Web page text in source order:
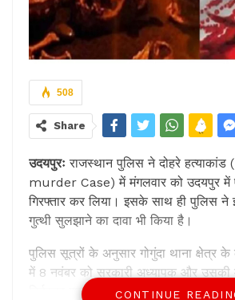
508
Share
उदयपुरः राजस्थान पुलिस ने दोहरे
murder Case) में मंगलवार को उदयपुर में
गिरफ्तार कर लिया। इसके साथ ही पुलिस ने
गुत्थी सुलझाने का दावा भी किया है।
पुलिस सूत्रों के अनुसार गोगुंदा थाना क्षेत्र
में 8 नवंबर को सरकारी अध्यापक और उसकी
निर्वस्त्र शव पाये गये थे।CONTINUE